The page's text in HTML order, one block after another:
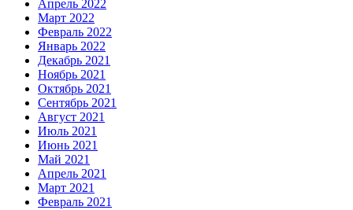
Апрель 2022
Март 2022
Февраль 2022
Январь 2022
Декабрь 2021
Ноябрь 2021
Октябрь 2021
Сентябрь 2021
Август 2021
Июль 2021
Июнь 2021
Май 2021
Апрель 2021
Март 2021
Февраль 2021